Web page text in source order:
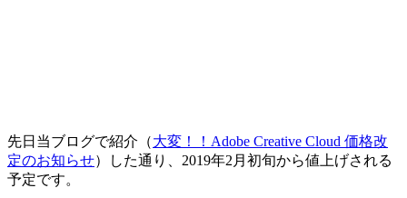
先日当ブログで紹介（大変！！Adobe Creative Cloud 価格改
定のお知らせ）した通り、2019年2⽉初旬から値上げされる
予定です。